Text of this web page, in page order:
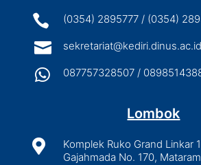
 (0354) 2895777 / (0354)
 sekretariat@kediri.dinus.ac.id
 087757328507 /
Lombok

Komplek Ruko Grand Linkar
Gajahmada No. 170,